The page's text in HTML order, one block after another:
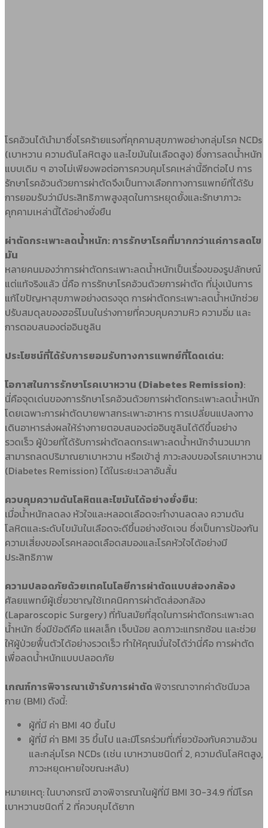
โรคอ้วนได้นำมาซึ่งโรคร้ายแรงที่คุกคามสุขภาพอย่างกลุ่มโรค NCDs
(เบาหวาน ความดันโลหิตสูง และไขมันในเลือดสูง) ซึ่งการลดน้ำหนัก
แบบเดิม ๆ อาจไม่เพียงพอต่อการควบคุมโรคเหล่านี้อีกต่อไป การ
รักษาโรคอ้วนด้วยการผ่าตัดจึงเป็นทางเลือกทางการแพทย์ที่ได้รับ
การยอมรับว่ามีประสิทธิภาพสูงสุดในการหยุดยั้งและรักษาภาวะ
คุกคามเหล่านี้ได้อย่างยั่งยืน
ผ่าตัดกระเพาะลดน้ำหนัก: การรักษาโรคที่มากกว่าแค่การลดไข
มัน
หลายคนมองว่าการผ่าตัดกระเพาะลดน้ำหนักเป็นเรื่องของรูปลักษณ์
แต่แท้จริงแล้ว นี่คือ การรักษาโรคอ้วนด้วยการผ่าตัด ที่มุ่งเน้นการ
แก้ไขปัญหาสุขภาพอย่างตรงจุด การผ่าตัดกระเพาะลดน้ำหนักช่วย
ปรับสมดุลของฮอร์โมนในร่างกายที่ควบคุมความหิว ความอิ่ม และ
การตอบสนองต่ออินซูลิน
ประโยชน์ที่ได้รับการยอมรับทางการแพทย์ที่โดดเด่น:
โอกาสในการรักษาโรคเบาหวาน (Diabetes Remission):
นี่คือจุดเด่นของการรักษาโรคอ้วนด้วยการผ่าตัดกระเพาะลดน้ำหนัก
โดยเฉพาะการผ่าตัดบายพาสกระเพาะอาหาร การเปลี่ยนแปลงทาง
เดินอาหารส่งผลให้ร่างกายตอบสนองต่ออินซูลินได้ดีขึ้นอย่าง
รวดเร็ว ผู้ป่วยที่ได้รับการผ่าตัดลดกระเพาะลดน้ำหนักจำนวนมาก
สามารถลดปริมาณยาเบาหวาน หรือเข้าสู่ ภาวะสงบของโรคเบาหวาน
(Diabetes Remission) ได้ในระยะเวลาอันสั้น
ควบคุมความดันโลหิตและไขมันได้อย่างยั่งยืน:
เมื่อน้ำหนักลดลง หัวใจและหลอดเลือดจะทำงานลดลง ความดัน
โลหิตและระดับไขมันในเลือดจะดีขึ้นอย่างชัดเจน ซึ่งเป็นการป้องกัน
ความเสี่ยงของโรคหลอดเลือดสมองและโรคหัวใจได้อย่างมี
ประสิทธิภาพ
ความปลอดภัยด้วยเทคโนโลยีการผ่าตัดแบบส่องกล้อง
ศัลยแพทย์ผู้เชี่ยวชาญใช้เทคนิคการผ่าตัดส่องกล้อง
(Laparoscopic Surgery) ที่ทันสมัยที่สุดในการผ่าตัดกระเพาะลด
น้ำหนัก ซึ่งมีข้อดีคือ แผลเล็ก เจ็บน้อย ลดภาวะแทรกซ้อน และช่วย
ให้ผู้ป่วยฟื้นตัวได้อย่างรวดเร็ว ทำให้คุณมั่นใจได้ว่านี่คือ การผ่าตัด
เพื่อลดน้ำหนักแบบปลอดภัย
เกณฑ์การพิจารณาเข้ารับการผ่าตัดพิจารณาจากค่าดัชนีมวล
กาย (BMI) ดังนี้:
ผู้ที่มี ค่า BMI 40 ขึ้นไป
ผู้ที่มี ค่า BMI 35 ขึ้นไป และมีโรคร่วมที่เกี่ยวข้องกับความอ้วน
และกลุ่มโรค NCDs (เช่น เบาหวานชนิดที่ 2, ความดันโลหิตสูง,
ภาวะหยุดหายใจขณะหลับ)
หมายเหตุ:ในบางกรณี อาจพิจารณาในผู้ที่มี BMI 30-34.9 ที่มีโรค
เบาหวานชนิดที่ 2 ที่ควบคุมได้ยาก